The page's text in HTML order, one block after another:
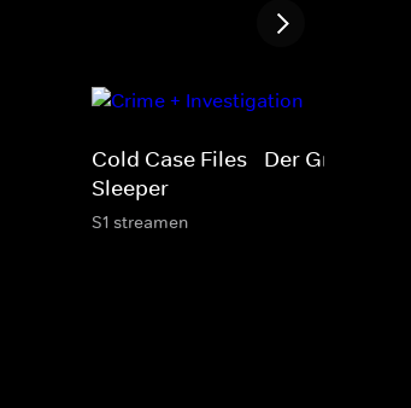
Cold Case Files - Der Grim
Sleeper
S1 streamen